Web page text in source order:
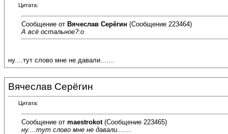
Цитата:
Сообщение от Вячеслав Серёгин (Сообщение 223464)
А всё остальное?:o
ну....тут слово мне не давали.......
Вячеслав Серёгин
Цитата:
Сообщение от maestrokot(Сообщение 223465)
ну....тут слово мне не давали.......